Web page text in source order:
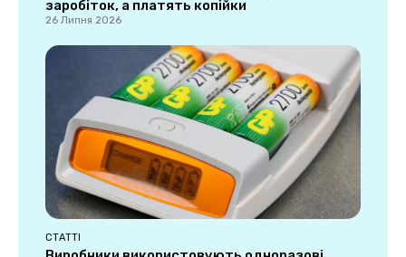
заробіток, а платять копійки
26 Липня 2026
СТАТТІ